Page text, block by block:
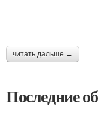
читать дальше →
Последние